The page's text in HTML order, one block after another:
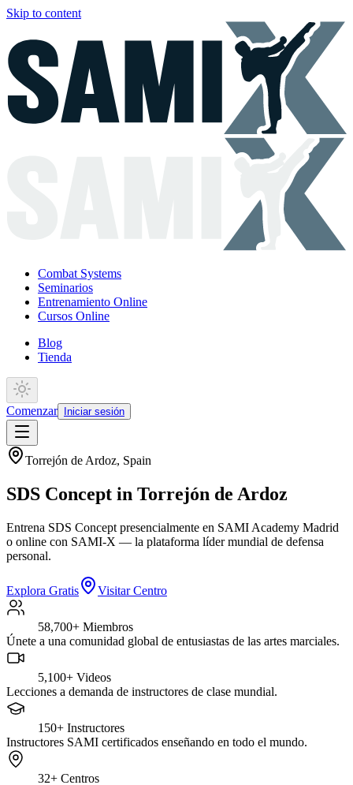
Skip to content
Combat Systems
Seminarios
Entrenamiento Online
Cursos Online
Blog
Tienda
Comenzar Iniciar sesión
Torrejón de Ardoz, Spain
SDS Concept in Torrejón de Ardoz
Entrena SDS Concept presencialmente en SAMI Academy Madrid
o online con SAMI-X — la plataforma líder mundial de defensa
personal.
Explora Gratis Visitar Centro
58,700+ Miembros
Únete a una comunidad global de entusiastas de las artes marciales.
5,100+ Videos
Lecciones a demanda de instructores de clase mundial.
150+ Instructores
Instructores SAMI certificados enseñando en todo el mundo.
32+ Centros